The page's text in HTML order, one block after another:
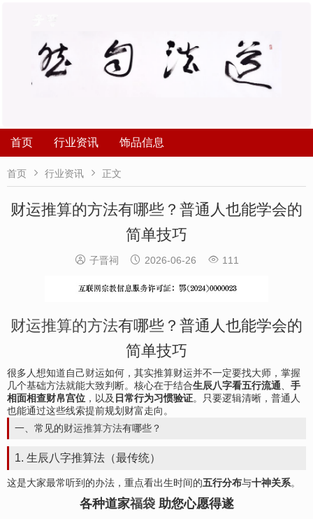
首页 行业资讯 饰品信息
首页  行业资讯  正文
财运推算的方法有哪些？普通人也能学会的
简单技巧
 子晋祠  2026-06-26  111
财运推算的方法有哪些？普通人也能学会的
简单技巧
很多人想知道自己财运如何，其实推算财运并不一定要找大师，掌握
几个基础方法就能大致判断。核心在于结合生辰八字看五行流通、 手
相面相查财帛宫位 ，以及 日常行为习惯验证。只要逻辑清晰，普通人
也能通过这些线索提前规划财富走向。
一、常见的财运推算方法有哪些？
1. 生辰八字推算法（最传统）
这是大家最常听到的办法，重点看出生时间的五行分布与十神关系。
各种道家福袋助您心愿得遂